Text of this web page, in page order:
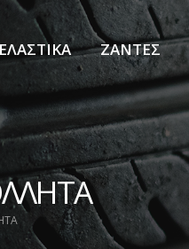
ΕΛΑΣΤΙΚΑ ΖΑΝΤΕΣ